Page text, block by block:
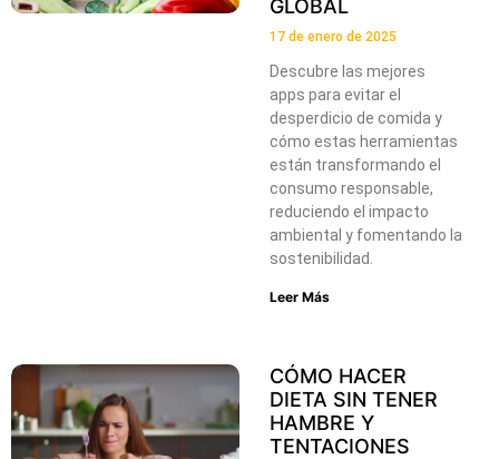
GLOBAL
17 de enero de 2025
Descubre las mejores
apps para evitar el
desperdicio de comida y
cómo estas herramientas
están transformando el
consumo responsable,
reduciendo el impacto
ambiental y fomentando la
sostenibilidad.
Leer Más
CÓMO HACER
DIETA SIN TENER
HAMBRE Y
TENTACIONES